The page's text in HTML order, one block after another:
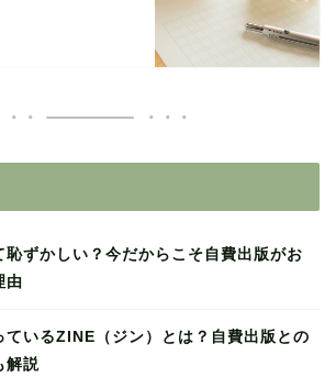
恥ずかしい？今だからこそ自費出版がお
由
ているZINE（ジン）とは？自費出版との
解説